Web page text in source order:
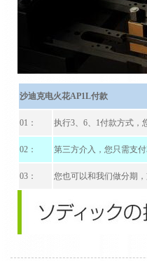
沙迪克电火花AP1L付款
01 ： 执行3、 6、 1付款方式，
02： 第三方介入，您只需支付
03： 您也可以和我们做分期